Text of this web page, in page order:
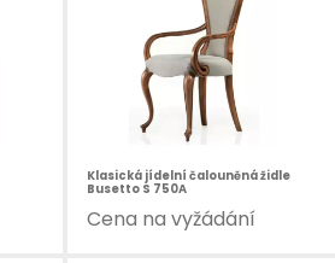
Klasická jídelní čalouněná židle
Busetto S 750A
Cena na vyžádání